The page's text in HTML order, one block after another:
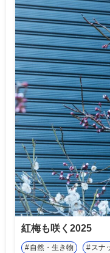
紅梅も咲く2025
自然・生き物 スナ